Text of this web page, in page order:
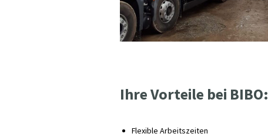
Ihre Vorteile bei BIBO:
Flexible Arbeitszeiten